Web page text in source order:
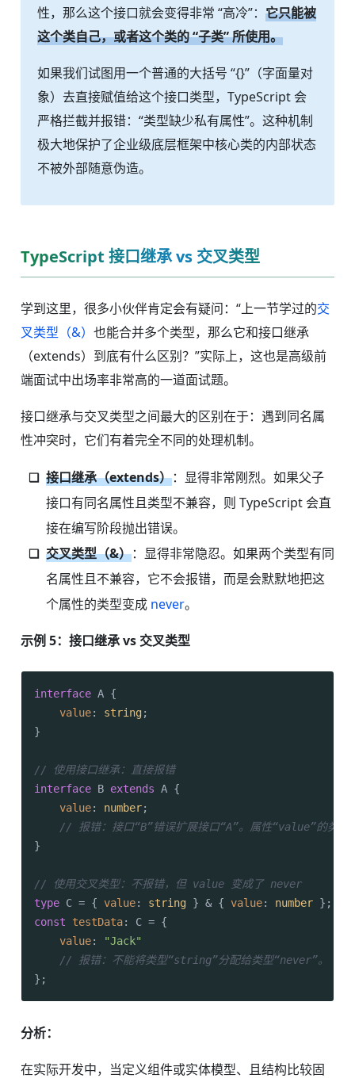
性，那么这个接口就会变得非常 “高冷”： 它只能被
这个类自己，或者这个类的 “子类” 所使用。
如果我们试图用一个普通的大括号 “{}”（字面量对
象）去直接赋值给这个接口类型，TypeScript 会
严格拦截并报错：“类型缺少私有属性”。这种机制
极大地保护了企业级底层框架中核心类的内部状态
不被外部随意伪造。
TypeScript 接口继承 vs 交叉类型
学到这里，很多小伙伴肯定会有疑问：“上一节学过的交
叉类型（&） 也能合并多个类型，那么它和接口继承
（extends）到底有什么区别？”实际上，这也是高级前
端面试中出场率非常高的一道面试题。
接口继承与交叉类型之间最大的区别在于：遇到同名属
性冲突时，它们有着完全不同的处理机制。
接口继承（extends）：显得非常刚烈。如果父子
接口有同名属性且类型不兼容，则 TypeScript 会直
接在编写阶段抛出错误。
交叉类型（&）：显得非常隐忍。如果两个类型有同
名属性且不兼容，它不会报错，而是会默默地把这
个属性的类型变成 never。
示例 5：接口继承 vs 交叉类型
interface A {
value: string;
}
// 使用接口继承：直接报错
interface B extends A {
value: number;
// 报错：接口“B”错误扩展接口“A”。属性“value”的类型
}
// 使用交叉类型：不报错，但 value 变成了 never
type C = { value: string } & { value: number
const
testData: C = {
value:
"Jack"
// 报错：不能将类型“string”分配给类型“never”。
};
分析：
在实际开发中，当定义组件或实体模型、且结构比较固